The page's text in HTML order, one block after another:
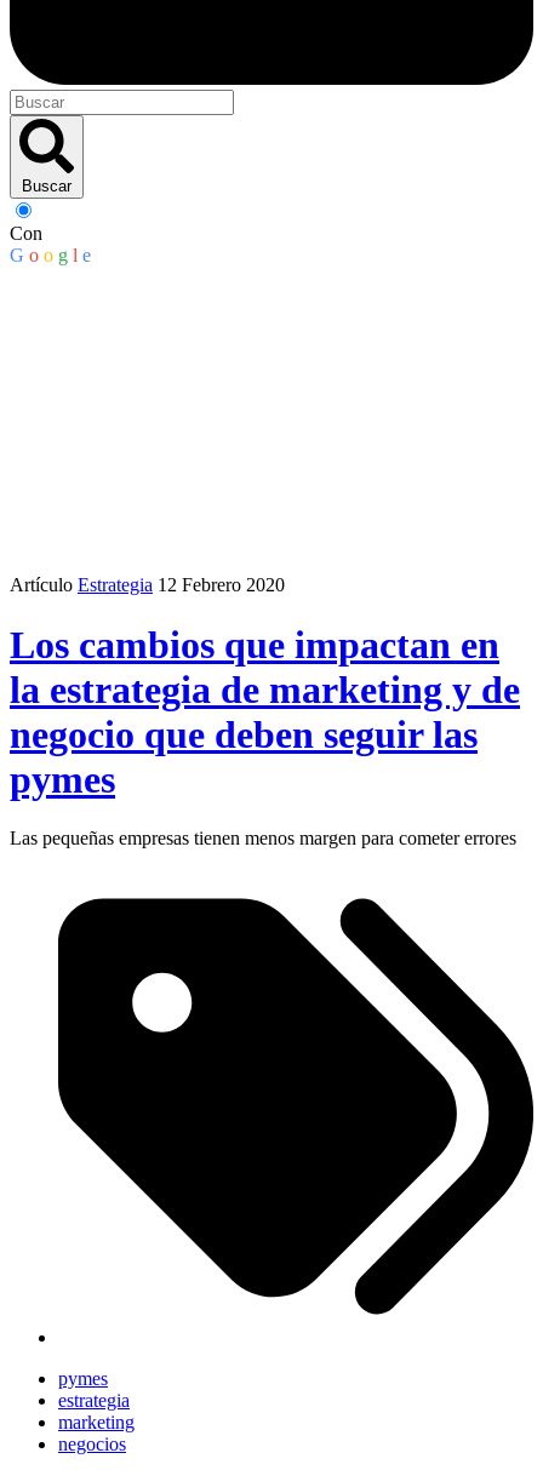
Buscar
Con
G o o g l e
Artículo Estrategia 12 Febrero 2020
Los cambios que impactan en
la estrategia de marketing y de
negocio que deben seguir las
pymes
Las pequeñas empresas tienen menos margen para cometer errores
pymes
estrategia
marketing
negocios